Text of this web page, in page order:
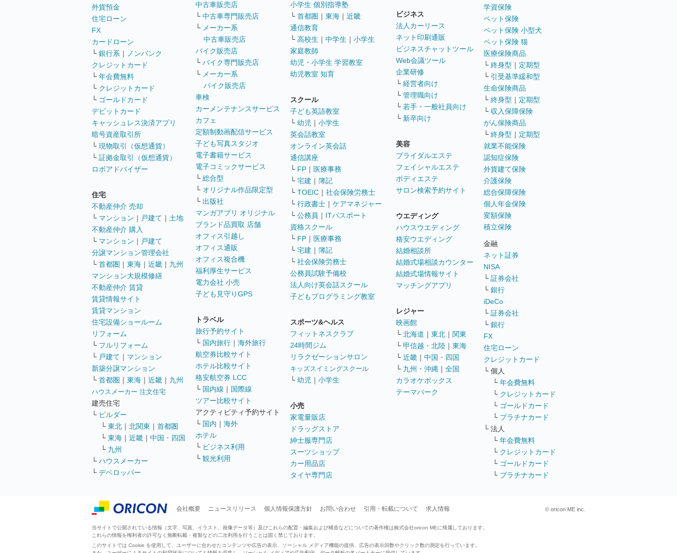
外貨預金
住宅ローン
FX
カードローン
└ 銀行系 ｜
ノンバンク
クレジットカード
└ 年会費無料
└ クレジットカード
└ ゴールドカード
デビットカード
キャッシュレス決済アプリ
暗号資産取引所
└ 現物取引（仮想通貨）
└ 証拠金取引（仮想通貨）
ロボアドバイザー
住宅
不動産仲介 売却
└ マンション ｜ 戸建て ｜ 土地
不動産仲介 購入
└ マンション ｜ 戸建て
分譲マンション管理会社
└ 首都圏 ｜ 東海 ｜ 近畿 ｜ 九州
マンション大規模修繕
不動産仲介 賃貸
賃貸情報サイト
賃貸マンション
住宅設備ショールーム
リフォーム
└ フルリフォーム
└ 戸建て ｜ マンション
新築分譲マンション
└ 首都圏 ｜ 東海 ｜ 近畿 ｜ 九州
ハウスメーカー 注文住宅
建売住宅
└ ビルダー
└ 東北 ｜ 北関東 ｜ 首都圏
└ 東海 ｜ 近畿 ｜ 中国・四国
└ 九州
└ ハウスメーカー
└ デベロッパー
中古車販売店
└ 中古車専門販売店
└ メーカー系
中古車販売店
バイク販売店
└ バイク専門販売店
└ メーカー系
バイク販売店
車検
カーメンテナンスサービス
カフェ
定額制動画配信サービス
子ども写真スタジオ
電子書籍サービス
電子コミックサービス
└ 総合型
└ オリジナル作品限定型
└ 出版社
マンガアプリ オリジナル
ブランド品買取 店舗
オフィス引越し
オフィス通販
オフィス複合機
福利厚生サービス
電力会社 小売
子ども見守りGPS
トラベル
旅行予約サイト
└ 国内旅行 ｜ 海外旅行
航空券比較サイト
ホテル比較サイト
格安航空券 LCC
└ 国内線 ｜ 国際線
ツアー比較サイト
アクティビティ予約サイト
└ 国内 ｜ 海外
ホテル
└ ビジネス利用
└ 観光利用
小学生 個別指導塾
└ 首都圏 ｜ 東海 ｜ 近畿
通信教育
└ 高校生 ｜ 中学生 ｜ 小学生
家庭教師
幼児・小学生 学習教室
幼児教室 知育
スクール
子ども英語教室
└ 幼児 ｜ 小学生
英会話教室
オンライン英会話
通信講座
└ FP ｜ 医療事務
└ 宅建 ｜ 簿記
└ TOEIC ｜ 社会保険労務士
└ 行政書士 ｜ ケアマネジャー
└ 公務員 ｜ ITパスポート
資格スクール
└ FP ｜ 医療事務
└ 宅建 ｜ 簿記
└ 社会保険労務士
公務員試験予備校
法人向け英会話スクール
子どもプログラミング教室
スポーツ&ヘルス
フィットネスクラブ
24時間ジム
リラクゼーションサロン
キッズスイミングスクール
└ 幼児 ｜ 小学生
小売
家電量販店
ドラッグストア
紳士服専門店
スーツショップ
カー用品店
タイヤ専門店
ビジネス
法人カーリース
ネット印刷通販
ビジネスチャットツール
Web会議ツール
企業研修
└ 経営者向け
└ 管理職向け
└ 若手・一般社員向け
└ 新卒向け
美容
ブライダルエステ
フェイシャルエステ
ボディエステ
サロン検索予約サイト
ウエディング
ハウスウエディング
格安ウエディング
結婚相談所
結婚式場相談カウンター
結婚式場情報サイト
マッチングアプリ
レジャー
映画館
└ 北海道 ｜ 東北 ｜ 関東
└ 甲信越・北陸 ｜ 東海
└ 近畿 ｜ 中国・四国
└ 九州・沖縄 ｜ 全国
カラオケボックス
テーマパーク
学資保険
ペット保険
ペット保険 小型犬
ペット保険 猫
医療保険商品
└ 終身型 ｜ 定期型
└ 引受基準緩和型
生命保険商品
└ 終身型 ｜ 定期型
└ 収入保障保険
がん保険商品
└ 終身型 ｜ 定期型
就業不能保険
認知症保険
外貨建て保険
介護保険
総合保障保険
個人年金保険
変額保険
積立保険
金融
ネット証券
NISA
└ 証券会社
└ 銀行
iDeCo
└ 証券会社
└ 銀行
FX
住宅ローン
クレジットカード
└ 個人
└ 年会費無料
└ クレジットカード
└ ゴールドカード
└ プラチナカード
└ 法人
└ 年会費無料
└ クレジットカード
└ ゴールドカード
└ プラチナカード
会社概要 ニュースリリース 個人情報保護方針 お問い合わせ 引用・転載について 求人情報 © oricon ME inc.
当サイトで公開されている情報（文字、写真、イラスト、画像データ等）及びこれらの配置・編集および構造などについての著作権は株式会社oricon MEに帰属しております。
これらの情報を権利者の許可なく無断転載・複製などの二次利用を行うことは固く禁じております。
このサイトでは Cookie を使用して、ユーザーに合わせたコンテンツや広告の表示、ソーシャル メディア機能の提供、広告の表示回数やクリック数の測定を行っています。